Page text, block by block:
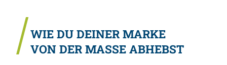
WIE DU DEINER MARKE
VON DER MASSE ABHEBST